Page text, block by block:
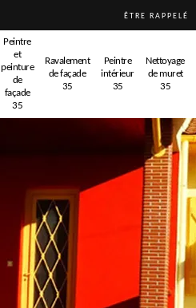
ÊTRE RAPPELÉ
Peintre
et
peinture
de
façade
35
Ravalement
de façade
35
Peintre
intérieur
35
Nettoyage
de muret
35